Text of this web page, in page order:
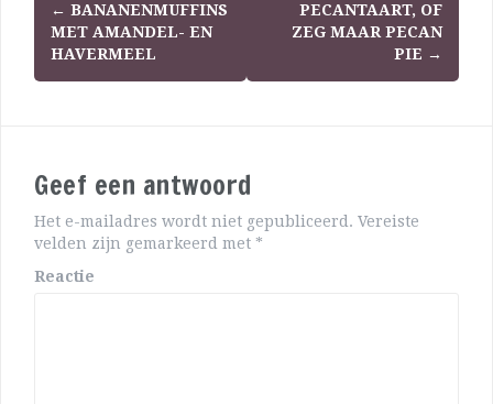
← BANANENMUFFINS
MET AMANDEL- EN
HAVERMEEL
PECANTAART, OF
ZEG MAAR PECAN
PIE →
Geef een antwoord
Het e-mailadres wordt niet gepubliceerd. Vereiste
velden zijn gemarkeerd met *
Reactie